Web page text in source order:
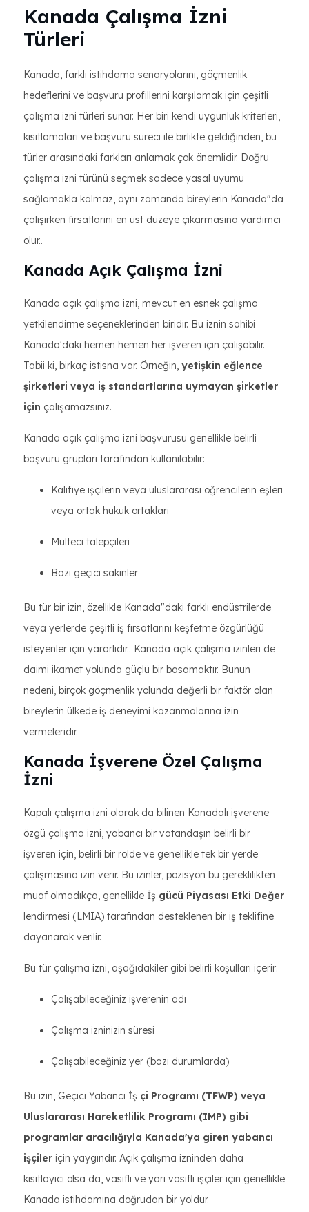
Kanada Çalışma İzni
Türleri
Kanada, farklı istihdama senaryolarını, göçmenlik
hedeflerini ve başvuru profillerini karşılamak için çeşitli
çalışma izni türleri sunar. Her biri kendi uygunluk kriterleri,
kısıtlamaları ve başvuru süreci ile birlikte geldiğinden, bu
türler arasındaki farkları anlamak çok önemlidir. Doğru
çalışma izni türünü seçmek sadece yasal uyumu
sağlamakla kalmaz, aynı zamanda bireylerin Kanada"da
çalışırken fırsatlarını en üst düzeye çıkarmasına yardımcı
olur..
Kanada Açık Çalışma İzni
Kanada açık çalışma izni, mevcut en esnek çalışma
yetkilendirme seçeneklerinden biridir. Bu iznin sahibi
Kanada'daki hemen hemen her işveren için çalışabilir.
Tabii ki, birkaç istisna var. Örneğin, yetişkin eğlence
şirketleri veya iş standartlarına uymayan şirketler
için çalışamazsınız.
Kanada açık çalışma izni başvurusu genellikle belirli
başvuru grupları tarafından kullanılabilir:
Kalifiye işçilerin veya uluslararası öğrencilerin eşleri
veya ortak hukuk ortakları
Mülteci talepçileri
Bazı geçici sakinler
Bu tür bir izin, özellikle Kanada"daki farklı endüstrilerde
veya yerlerde çeşitli iş fırsatlarını keşfetme özgürlüğü
isteyenler için yararlıdır.. Kanada açık çalışma izinleri de
daimi ikamet yolunda güçlü bir basamaktır. Bunun
nedeni, birçok göçmenlik yolunda değerli bir faktör olan
bireylerin ülkede iş deneyimi kazanmalarına izin
vermeleridir.
Kanada İşverene Özel Çalışma
İzni
Kapalı çalışma izni olarak da bilinen Kanadalı işverene
özgü çalışma izni, yabancı bir vatandaşın belirli bir
işveren için, belirli bir rolde ve genellikle tek bir yerde
çalışmasına izin verir. Bu izinler, pozisyon bu gereklilikten
muaf olmadıkça, genellikle İş gücü Piyasası Etki Değer
lendirmesi (LMIA) tarafından desteklenen bir iş teklifine
dayanarak verilir.
Bu tür çalışma izni, aşağıdakiler gibi belirli koşulları içerir:
Çalışabileceğiniz işverenin adı
Çalışma izninizin süresi
Çalışabileceğiniz yer (bazı durumlarda)
Bu izin, Geçici Yabancı İş çi Programı (TFWP) veya
Uluslararası Hareketlilik Programı (IMP) gibi
programlar aracılığıyla Kanada'ya giren yabancı
işçiler için yaygındır. Açık çalışma izninden daha
kısıtlayıcı olsa da, vasıflı ve yarı vasıflı işçiler için genellikle
Kanada istihdamına doğrudan bir yoldur.